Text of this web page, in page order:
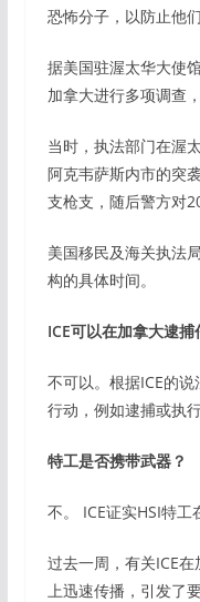
恐怖分子，以防止他
据美国驻渥太华大使
加拿大进行多项调查
当时，执法部门在渥
阿克韦萨斯内市的突
支枪支，随后警方对
美国移民及海关执法
构的具体时间。
ICE可以在加拿大逮捕
不可以。根据ICE的
行动，例如逮捕或执行
特工是否携带武器？
不。 ICE证实HSI特工
过去一周，有关ICE
上迅速传播，引发了